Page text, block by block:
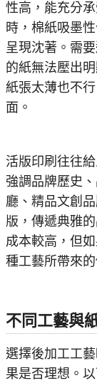
性高，能充分
時，棉紙吸墨
呈現沈著。需
的紙無法壓出
紙張太薄也不
面。
活版印刷往往
強調品牌歷史
廳、精品文創
版，傳遞典雅
成本較高，但
種工藝所帶來
不同工藝與
選擇後加工工
果是否理想。